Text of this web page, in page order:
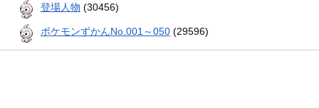
登場人物 (30456)
ポケモンずかんNo.001～050(29596)